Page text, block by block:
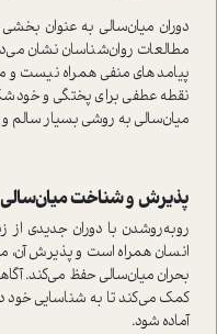
دوران میان‌سالی به‌ عنوان بخشی
مطالعات روان‌شناسان نشان
پیامدهای منفی همراه نیست و
نقطه عطفی برای پختگی و
میان‌سالی به روشی بسیار سالم و
پذیرش و شناخت میان‌سالی
روبه‌روشدن با دوران جدیدی از
انسان همراه است و پذیرش آن،
بحران میان‌سالی حفظ می‌کند.
کمک می‌کند تا به شناسایی خود
آماده شود.